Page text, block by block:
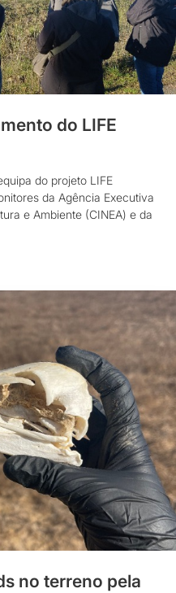
do LIFE
do projeto LIFE
da Agência Executiva
e Ambiente (CINEA) e da
no terreno pela